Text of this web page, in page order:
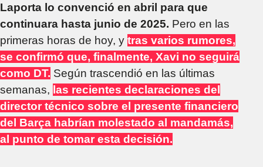
Laporta lo convenció en abril para que
continuara hasta junio de 2025. Pero en las
primeras horas de hoy, y tras varios rumores,
se confirmó que, finalmente, Xavi no seguirá
como DT. Según trascendió en las últimas
semanas, las recientes declaraciones del
director técnico sobre el presente financiero
del Barça habrían molestado al mandamás,
al punto de tomar esta decisión.